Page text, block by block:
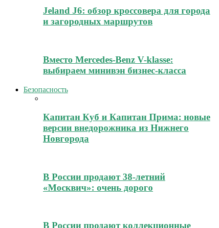
Jeland J6: обзор кроссовера для города
и загородных маршрутов
Вместо Mercedes-Benz V-klasse:
выбираем минивэн бизнес-класса
Безопасность
Капитан Куб и Капитан Прима: новые
версии внедорожника из Нижнего
Новгорода
В России продают 38-летний
«Москвич»: очень дорого
В России продают коллекционные